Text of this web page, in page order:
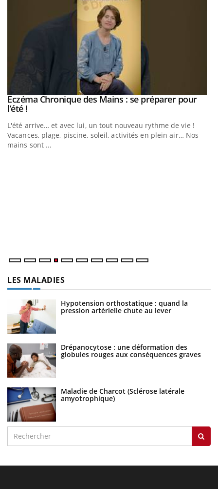
Youtube
Eczéma Chronique des Mains : se préparer pour
l’été !Youtube
L'été arrive… et avec lui, un tout nouveau rythme de vie !
Vacances, plage, piscine, soleil, activités en plein air… Nos
mains sont ...
LES MALADIES
Hypotension orthostatique : quand la
pression artérielle chute au lever
Drépanocytose : une déformation des
globules rouges aux conséquences graves
Maladie de Charcot (Sclérose latérale
amyotrophique)